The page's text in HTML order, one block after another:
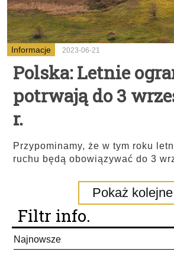
Informacje 2023-06-21
Polska: Letnie
potrwają do 3
r.
Przypominamy, że w tym roku
ruchu będą obowiązywać do 3
Pokaż kolejne
Filtr info.
Najnowsze